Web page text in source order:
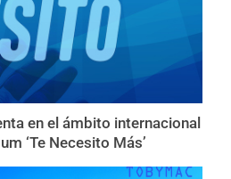
en el ámbito internacional
‘Te Necesito Más’